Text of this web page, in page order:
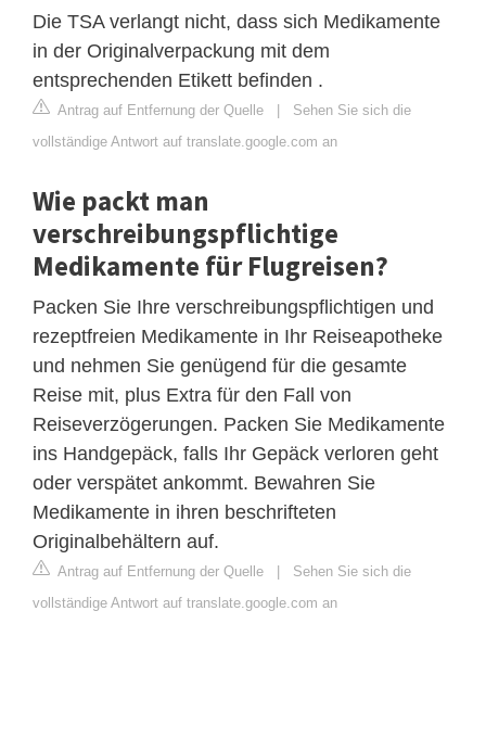
Die TSA verlangt nicht, dass sich Medikamente
in der Originalverpackung mit dem
entsprechenden Etikett befinden .
Antrag auf Entfernung der Quelle
Sehen Sie sich die
vollständige Antwort auf translate.google.com an
Wie packt man
verschreibungspflichtige
Medikamente für Flugreisen?
Packen Sie Ihre verschreibungspflichtigen und
rezeptfreien Medikamente in Ihr Reiseapotheke
und nehmen Sie genügend für die gesamte
Reise mit, plus Extra für den Fall von
Reiseverzögerungen. Packen Sie Medikamente
ins Handgepäck, falls Ihr Gepäck verloren geht
oder verspätet ankommt. Bewahren Sie
Medikamente in ihren beschrifteten
Originalbehältern auf.
Antrag auf Entfernung der Quelle
Sehen Sie sich die
vollständige Antwort auf translate.google.com an